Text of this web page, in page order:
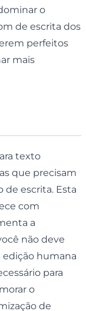
o
de escrita dos
perfeitos
mais
texto
que precisam
de escrita. Esta
com
a
não deve
humana
para
o
de